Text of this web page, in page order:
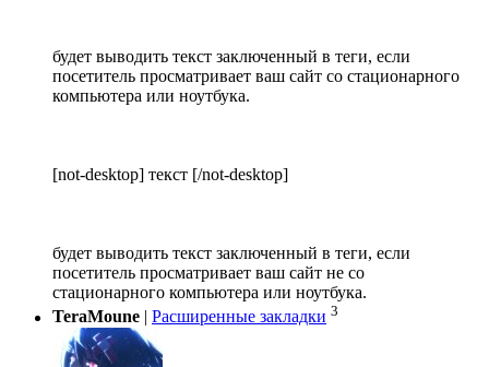
будет выводить текст заключенный в теги, если
посетитель просматривает ваш сайт со стационарного
компьютера или ноутбука.
[not-desktop] текст [/not-desktop]
будет выводить текст заключенный в теги, если
посетитель просматривает ваш сайт не со
стационарного компьютера или ноутбука.
TeraMoune
Расширенные закладки 3